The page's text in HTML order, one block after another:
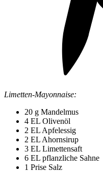
Limetten-Mayonnaise:
20 g Mandelmus
4 EL Olivenöl
2 EL Apfelessig
2 EL Ahornsirup
3 EL Limettensaft
6 EL pflanzliche Sahne
1 Prise Salz